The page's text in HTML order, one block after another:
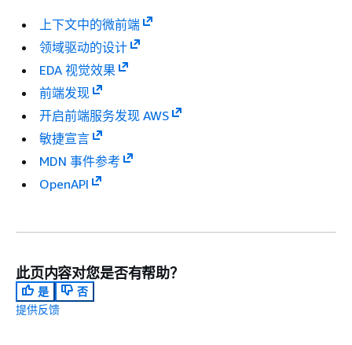
上下文中的微前端
领域驱动的设计
EDA 视觉效果
前端发现
开启前端服务发现 AWS
敏捷宣言
MDN 事件参考
OpenAPI
此页内容对您是否有帮助？
是
否
提供反馈